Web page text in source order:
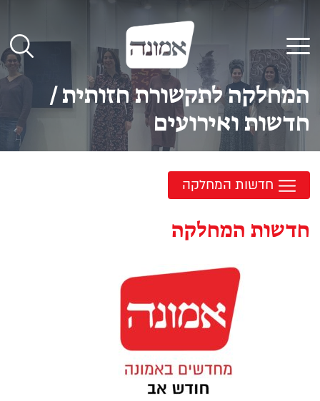
לתוכן
תפריט
המחלקה לתקשורת חזותית/
חדשות ואירועים
חדשות המחלקה
חדשות המחלקה